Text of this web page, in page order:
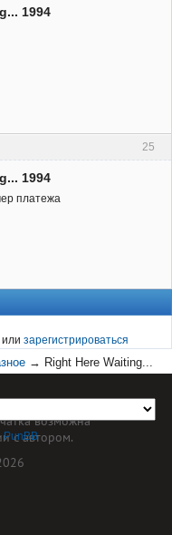
1994
25
1994
платежа
или зарегистрироваться
→ Right Here Waiting...
PunBB
возможна
с автором.